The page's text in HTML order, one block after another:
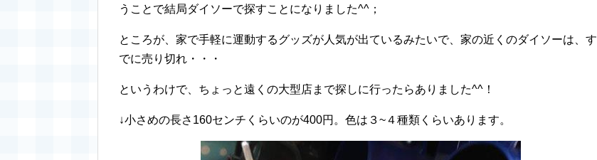
うことで結局ダイソーで探すことになりました^^；
ところが、家で手軽に運動するグッズが人気が出ているみたいで、家の近くのダイソーは、す
でに売り切れ・・・
というわけで、ちょっと遠くの大型店まで探しに行ったらありました^^！
↓小さめの長さ160センチくらいのが400円。色は３~４種類くらいあります。